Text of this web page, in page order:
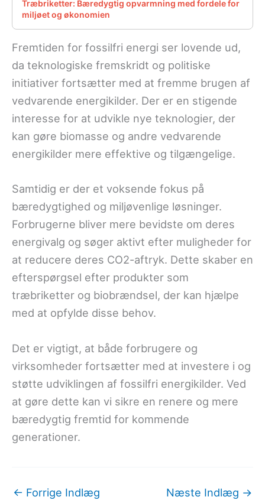
Træbriketter: Bæredygtig opvarmning med fordele for
miljøet og økonomien
Fremtiden for fossilfri energi ser lovende ud,
da teknologiske fremskridt og politiske
initiativer fortsætter med at fremme brugen af
vedvarende energikilder. Der er en stigende
interesse for at udvikle nye teknologier, der
kan gøre biomasse og andre vedvarende
energikilder mere effektive og tilgængelige.
Samtidig er der et voksende fokus på
bæredygtighed og miljøvenlige løsninger.
Forbrugerne bliver mere bevidste om deres
energivalg og søger aktivt efter muligheder for
at reducere deres CO2-aftryk. Dette skaber en
efterspørgsel efter produkter som
træbriketter og biobrændsel, der kan hjælpe
med at opfylde disse behov.
Det er vigtigt, at både forbrugere og
virksomheder fortsætter med at investere i og
støtte udviklingen af fossilfri energikilder. Ved
at gøre dette kan vi sikre en renere og mere
bæredygtig fremtid for kommende
generationer.
← Forrige Indlæg Næste Indlæg →